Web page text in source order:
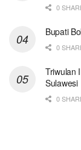
0
Bupati
0
Triwulan
Sulawesi
0